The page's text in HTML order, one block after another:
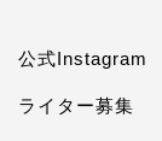
公式Instagram
ライター募集